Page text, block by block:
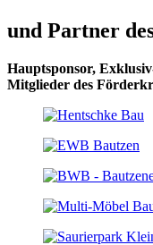
und Partner
Hauptsponsor,
Mitglieder des